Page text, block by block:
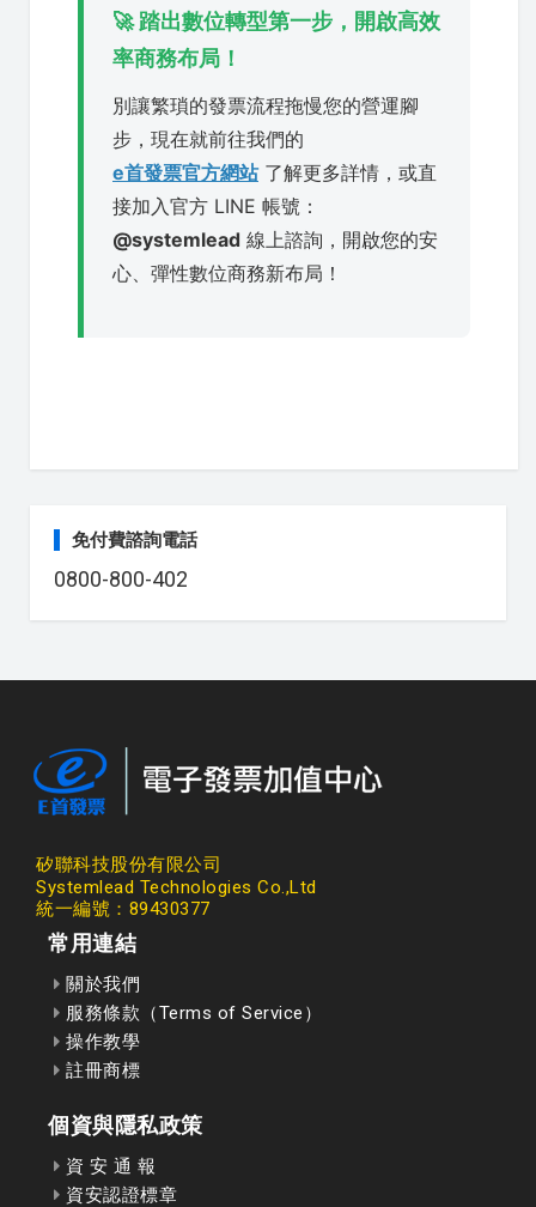
🚀 踏出數位轉型第一步，開啟高效
率商務布局！
別讓繁瑣的發票流程拖慢您的營運腳
步，現在就前往我們的
e首發票官方網站了解更多詳情，或直
接加入官方 LINE 帳號：
@systemlead 線上諮詢，開啟您的安
心、彈性數位商務新布局！
免付費諮詢電話
0800-800-402
矽聯科技股份有限公司
Systemlead Technologies Co.,Ltd
統一編號：89430377
常用連結
關於我們
服務條款（Terms of Service）
操作教學
註冊商標
個資與隱私政策
資 安 通 報
資安認證標章